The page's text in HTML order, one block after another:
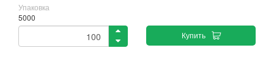
Упаковка
5000
Купить